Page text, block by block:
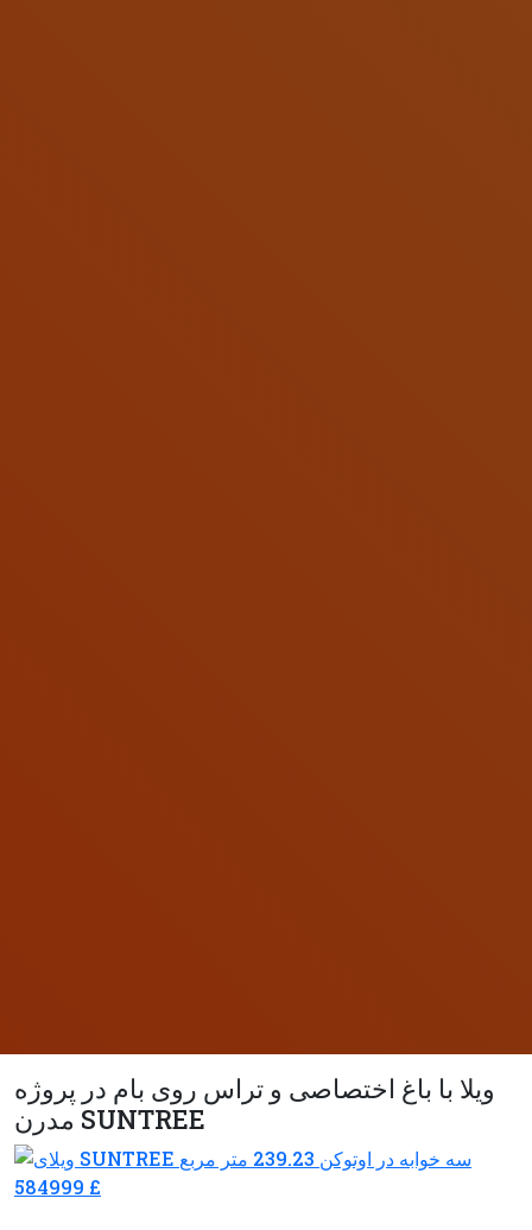
ویلا با باغ اختصاصی و تراس روی بام در پروژه
مدرن SUNTREE